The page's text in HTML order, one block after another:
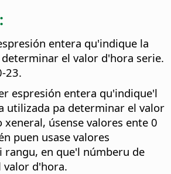
entera qu'indique la
el valor d'hora serie.
23.
espresión entera qu'indique'l
utilizada pa determinar el valor
xeneral, úsense valores ente 0
puen usase valores
rangu, en que'l númberu de
valor d'hora.